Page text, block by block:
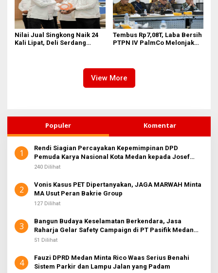
Nilai Jual Singkong Naik 24
Kali Lipat, Deli Serdang
Tembus Rp7,08T, Laba Bersih
PTPN IV PalmCo Melonjak
View More
Populer Komentar
1
Rendi Siagian Percayakan Kepemimpinan DPD
Pemuda Karya Nasional Kota Medan kepada Josef
Sembiring
240 Dilihat
2
Vonis Kasus PET Dipertanyakan, JAGA MARWAH Minta
MA Usut Peran Bakrie Group
127 Dilihat
3
Bangun Budaya Keselamatan Berkendara, Jasa
Raharja Gelar Safety Campaign di PT Pasifik Medan
Industri
51 Dilihat
4
Fauzi DPRD Medan Minta Rico Waas Serius Benahi
Sistem Parkir dan Lampu Jalan yang Padam